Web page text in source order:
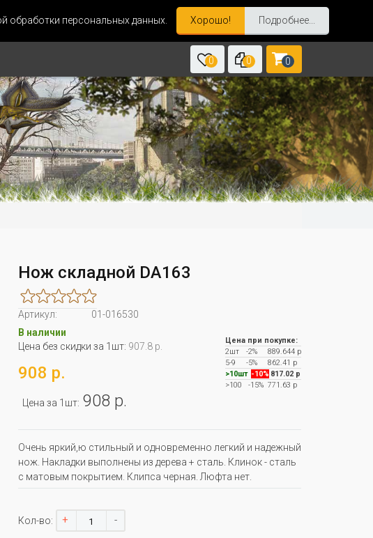
обработки персональных данных. Хорошо! Подробнее...
0 0 0
Нож складной DA163
Артикул:
01-016530
В наличии
Цена без скидки за 1шт: 907.8 р.
908 р.
Цена за 1шт: 908 р.
Цена при покупке:
2шт
-2%
889.644 р
5-9
-5%
862.41 р
>10шт -10% 817.02 р
>100
-15%771.63 р
Очень яркий,ю стильный и одновременно легкий и надежный
нож. Накладки выполнены из дерева + сталь. Клинок - сталь
с матовым покрытием. Клипса черная. Люфта нет.
Кол-во: + -